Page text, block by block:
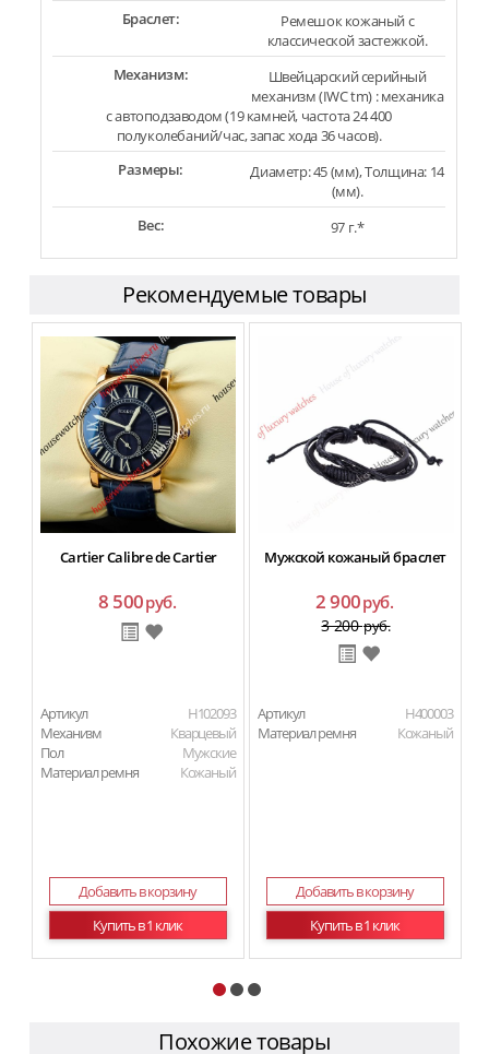
Браслет:
Ремешок кожаный с
классической застежкой.
Механизм:
Швейцарский серийный
механизм (IWC tm) : механика
с автоподзаводом (19 камней, частота 24 400
полуколебаний/час, запас хода 36 часов).
Размеры:
Диаметр: 45 (мм), Толщина: 14
(мм).
Вес:
97 г.*
Рекомендуемые товары
Cartier Calibre de Cartier
8 500руб.
Артикул
H102093
Механизм
Кварцевый
Пол
Мужские
Материал ремня
Кожаный
Добавить в корзину
Купить в 1 клик
Мужской кожаный браслет
2 900руб.
3 200руб.
Артикул
H400003
Материал ремня
Кожаный
Добавить в корзину
Купить в 1 клик
Похожие товары